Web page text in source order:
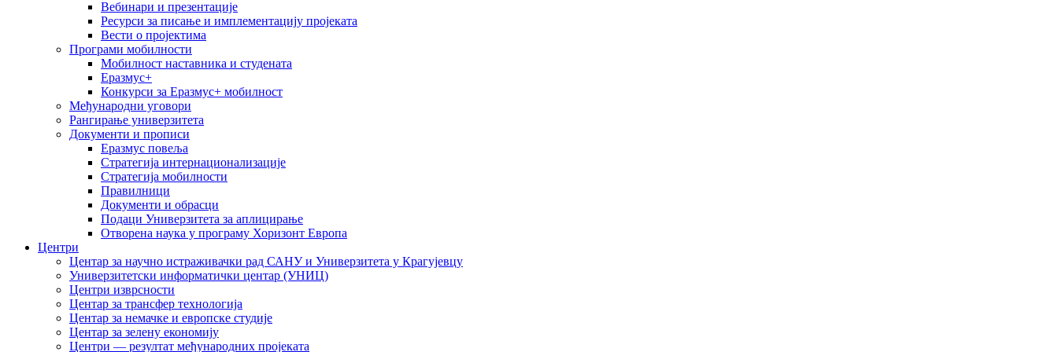
Вебинари и презентације
Ресурси за писање и имплементацију пројеката
Вести о пројектима
Програми мобилности
Мобилност наставника и студената
Еразмус+
Конкурси за Еразмус+ мобилност
Међународни уговори
Рангирање универзитета
Документи и прописи
Еразмус повеља
Стратегија интернационализације
Стратегија мобилности
Правилници
Документи и обрасци
Подаци Универзитета за аплицирање
Отворена наука у програму Хоризонт Европа
Центри
Центар за научно истраживачки рад САНУ и Универзитета у Крагујевцу
Универзитетски информатички центар (УНИЦ)
Центри изврсности
Центар за трансфер технологија
Центар за немачке и европске студије
Центар за зелену економију
Центри — резултат међународних пројеката